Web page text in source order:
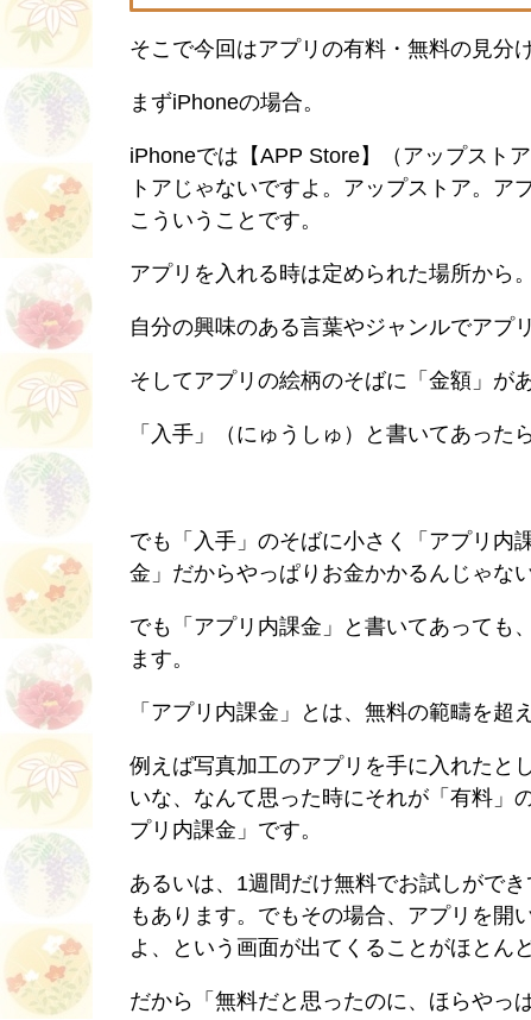
そこで今回はアプリの有料・無料の見分
まずiPhoneの場合。
iPhoneでは【APP Store】（アップスト
トアじゃないですよ。アップストア。
こういうことです。
アプリを入れる時は定められた場所から
自分の興味のある言葉やジャンルでアプ
そしてアプリの絵柄のそばに「金額」が
「入手」（にゅうしゅ）と書いてあった
でも「入手」のそばに小さく「アプリ
金」だからやっぱりお金かかるんじゃな
でも「アプリ内課金」と書いてあっても
ます。
「アプリ内課金」とは、無料の範疇を超
例えば写真加工のアプリを手に入れたと
いな、なんて思った時にそれが「有料」
プリ内課金」です。
あるいは、1週間だけ無料でお試しがで
もあります。でもその場合、アプリを開
よ、という画面が出てくることがほとんど
だから「無料だと思ったのに、ほらやっ